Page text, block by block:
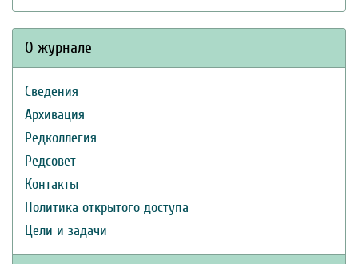
О журнале
Сведения
Архивация
Редколлегия
Редсовет
Контакты
Политика открытого доступа
Цели и задачи